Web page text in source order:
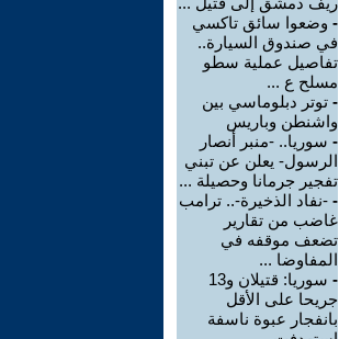
- وضعوا سائق تاكسي
في صندوق السيارة..
تفاصيل عملية سطو
مسلح ع ...
- توتر دبلوماسي بين
واشنطن وباريس
- سوريا.. -منبر أنصار
الرسول- يعلن عن تبني
تفجير جرمانا وحصيلة ...
- -نفاد الذخيرة-.. ترامب
غاضب من تقارير
تضعف موقفه في
المفاوضا ...
-
سوريا: قتيلان و13
جريحا على الأقل
بانفجار عبوة ناسفة